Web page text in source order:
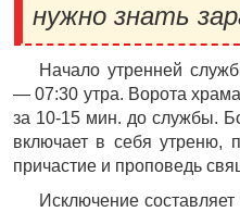
нужно знать
Начало утренней
— 07:30 утра. Ворота
за 10-15 мин. до службы.
включает в себя утреню,
причастие и проповедь
Исключение